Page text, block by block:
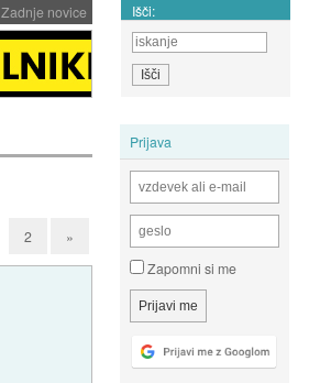
Zadnje novice Išči:
Prijava
Zapomni si me
2 »